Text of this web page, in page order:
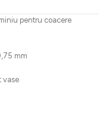
pentru coacere
mm
vase